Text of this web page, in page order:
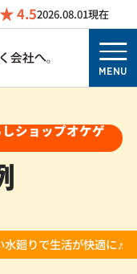
4.52026.08.01現在
MENU
ショップオケゲ
水廻りで生活が快適に♬